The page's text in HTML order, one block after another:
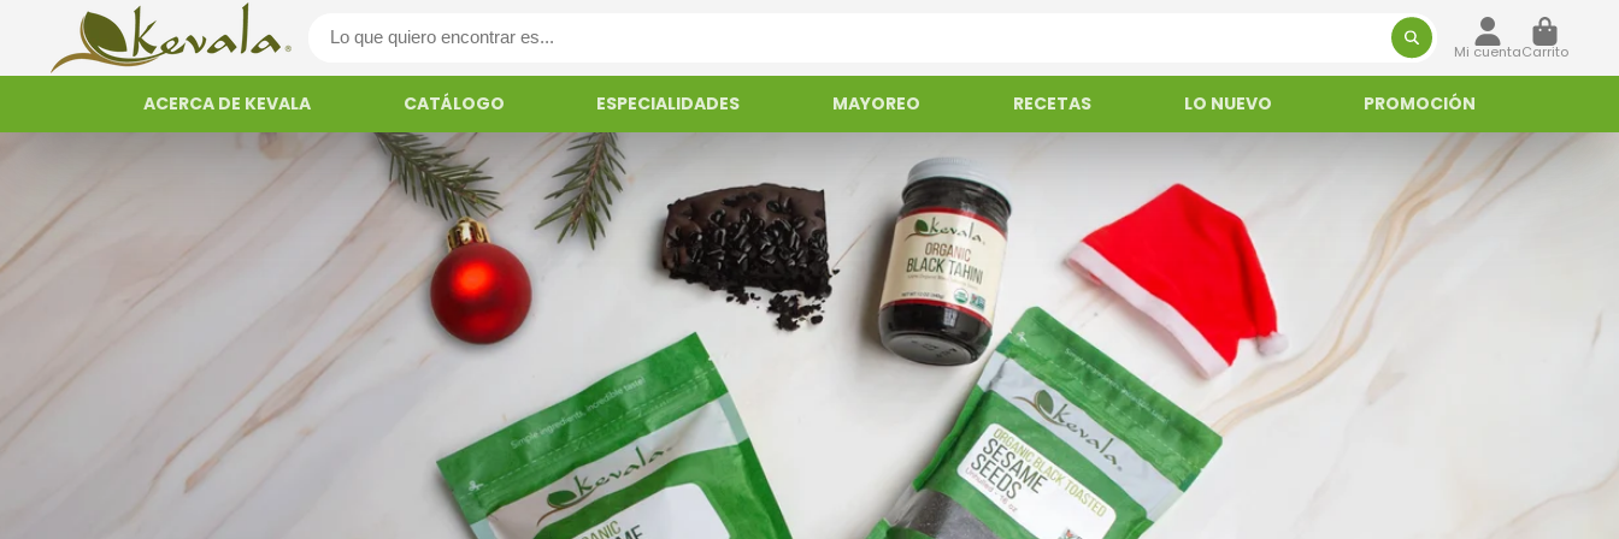
Mi cuentaCarrito
ACERCA DE KEVALA CATÁLOGO ESPECIALIDADES MAYOREO RECETAS LO NUEVO PROMOCIÓN